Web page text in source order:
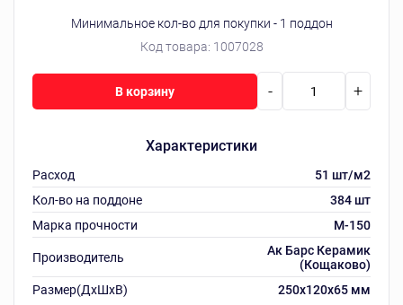
Код товара: 1007028
Минимальное кол-во для покупки - 1 поддон
Характеристики
Расход
51 шт/м2
Кол-во на поддоне
384 шт
Марка прочности
M-150
Производитель
Ак Барс Керамик
(Кощаково)
Размер(ДхШхВ)
250х120х65 мм
- +
В корзину